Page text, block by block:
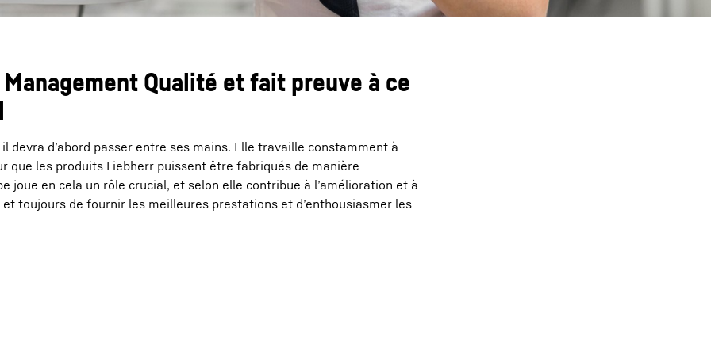
Qualité et fait preuve à ce
d’abord passer entre ses mains. Elle travaille constamment à
que les produits Liebherr puissent être fabriqués de manière
joue en cela un rôle crucial, et selon elle contribue à l’amélioration et à
toujours de fournir les meilleures prestations et d’enthousiasmer les